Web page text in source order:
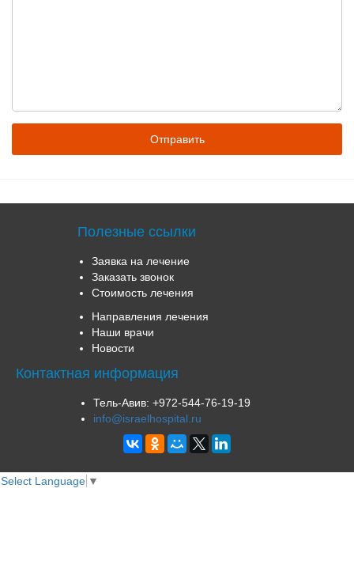
Полезные ссылки
Заявка на лечение
Заказать звонок
Стоимость лечения
Направления лечения
Наши врачи
Новости
Контактная информация
Тель-Авив: +972-544-76-19-19
info@israelhospital.ru
Select Language ▼